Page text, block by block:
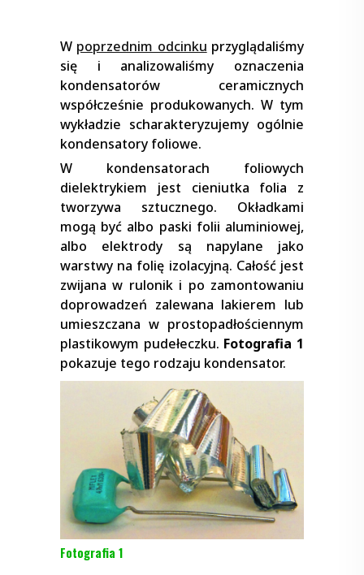
W poprzednim odcinku przyglądaliśmy
się i analizowaliśmy oznaczenia
kondensatorów ceramicznych
współcześnie produkowanych. W tym
wykładzie scharakteryzujemy ogólnie
kondensatory foliowe.
W kondensatorach foliowych
dielektrykiem jest cieniutka folia z
tworzywa sztucznego. Okładkami
mogą być albo paski folii aluminiowej,
albo elektrody są napylane jako
warstwy na folię izolacyjną. Całość jest
zwijana w rulonik i po zamontowaniu
doprowadzeń zalewana lakierem lub
umieszczana w prostopadłościennym
plastikowym pudełeczku. Fotografia 1
pokazuje tego rodzaju kondensator.
Fotografia 1